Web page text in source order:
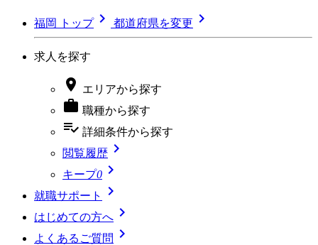
福岡 トップ 都道府県を変更 
求人を探す
 エリアから探す
 職種から探す
playlist_add_check 詳細条件から探す
閲覧履歴 
キープ0 
就職サポート 
はじめての方へ 
よくあるご質問 